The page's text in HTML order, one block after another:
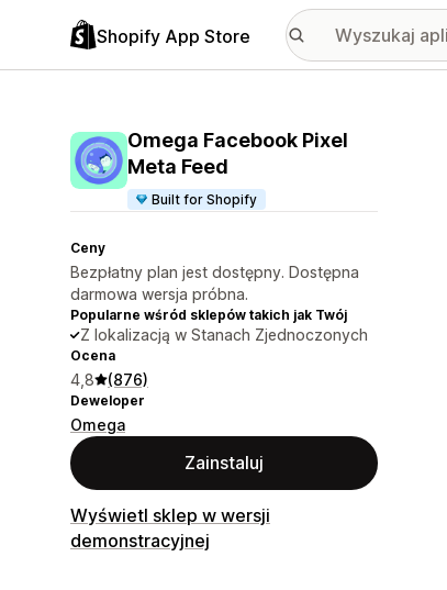
Shopify App Store
Omega Facebook Pixel
Meta Feed
Built for Shopify
Ceny
Bezpłatny plan jest dostępny. Dostępna
darmowa wersja próbna.
Popularne wśród sklepów takich jak Twój
Z lokalizacją w Stanach Zjednoczonych
Ocena
4,8 (876)
Deweloper
Omega
Zainstaluj
Wyświetl sklep w wersji
demonstracyjnej